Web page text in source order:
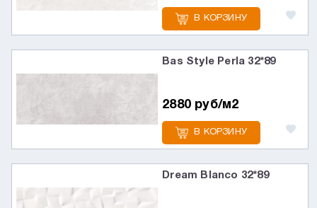
В КОРЗИНУ
Bas Style Perla 32*89
2880 руб/м2
В КОРЗИНУ
Dream Blanco 32*89